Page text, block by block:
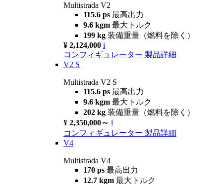
Multistrada V2
115.6 ps 最高出力
9.6 kgm 最大トルク
199 kg 装備重量（燃料を除く）
¥ 2,124,000 i
コンフィギュレーター 製品詳細
V2 S
Multistrada V2 S
115.6 ps 最高出力
9.6 kgm 最大トルク
202 kg 装備重量（燃料を除く）
¥ 2,350,000～ i
コンフィギュレーター 製品詳細
V4
Multistrada V4
170 ps 最高出力
12.7 kgm 最大トルク